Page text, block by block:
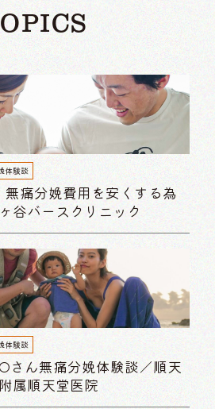
体験談
痛分娩費用を安くする為
谷バースクリニック
体験談
さん無痛分娩体験談／順天
属順天堂医院